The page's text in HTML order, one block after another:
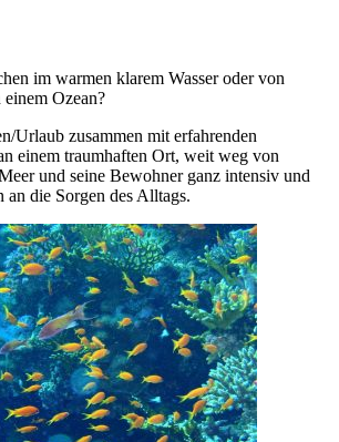
im warmen klarem Wasser oder von
Ozean?
Urlaub zusammen mit erfahrenden
einem traumhaften Ort, weit weg von
und seine Bewohner ganz intensiv und
an die Sorgen des Alltags.